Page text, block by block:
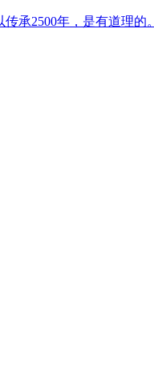
承2500年，是有道理的。